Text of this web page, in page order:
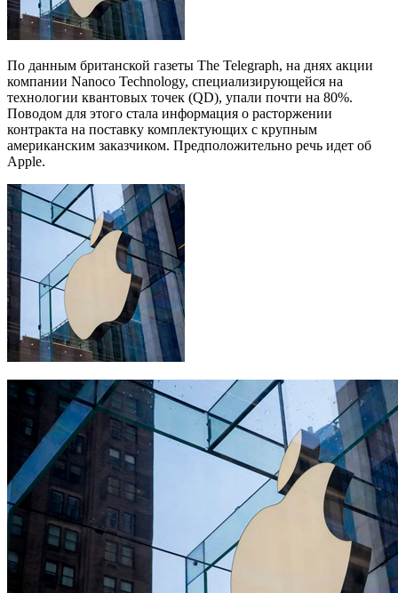
По данным британской газеты The Telegraph, на днях акции
компании Nanoco Technology, специализирующейся на
технологии квантовых точек (QD), упали почти на 80%.
Поводом для этого стала информация о расторжении
контракта на поставку комплектующих с крупным
американским заказчиком. Предположительно речь идет об
Apple.